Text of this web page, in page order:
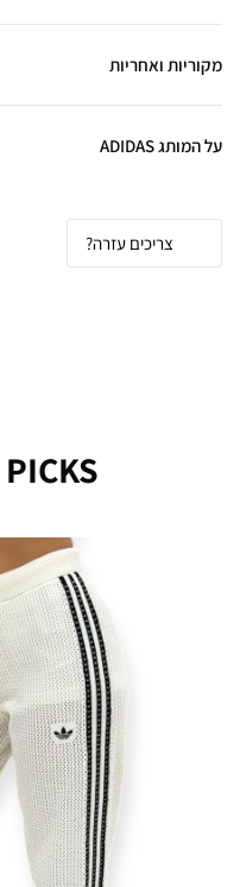
מקוריות ואחריות
על המותג ADIDAS
צריכים עזרה?